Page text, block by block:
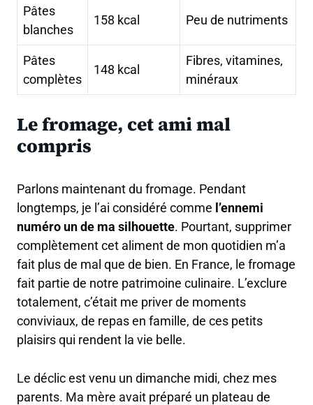
Pâtes
blanches
158 kcal Peu de nutriments
Pâtes
complètes
148 kcal
Fibres, vitamines,
minéraux
Le fromage, cet ami mal
compris
Parlons maintenant du fromage. Pendant
longtemps, je l’ai considéré comme l’ennemi
numéro un de ma silhouette. Pourtant, supprimer
complètement cet aliment de mon quotidien m’a
fait plus de mal que de bien. En France, le fromage
fait partie de notre patrimoine culinaire. L’exclure
totalement, c’était me priver de moments
conviviaux, de repas en famille, de ces petits
plaisirs qui rendent la vie belle.
Le déclic est venu un dimanche midi, chez mes
parents. Ma mère avait préparé un plateau de